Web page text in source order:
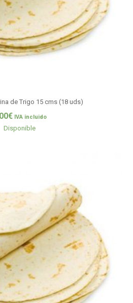
de Trigo 15 cms (18 uds)
€ IVA incluido
Disponible